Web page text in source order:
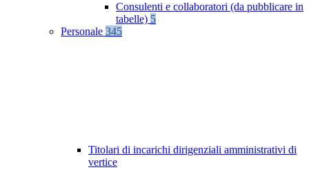
Consulenti e collaboratori (da pubblicare in
tabelle) 5
Personale 345
Titolari di incarichi dirigenziali amministrativi di
vertice